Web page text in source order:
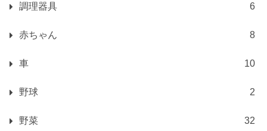
調理器具 6
赤ちゃん 8
車 10
野球 2
野菜 32